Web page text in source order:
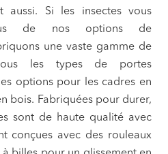
aussi. Si les insectes vous
de nos options de
une vaste gamme de
les types de portes
options pour les cadres en
bois. Fabriquées pour durer,
sont de haute qualité avec
conçues avec des rouleaux